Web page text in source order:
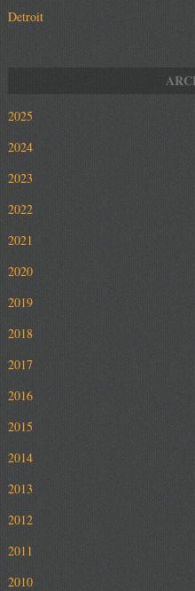
Detroit
2025
2024
2023
2022
2021
2020
2019
2018
2017
2016
2015
2014
2013
2012
2011
2010